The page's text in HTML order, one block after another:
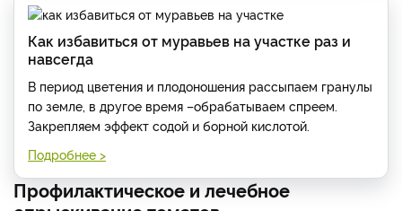
Как избавиться от муравьев на участке раз и
навсегда
В период цветения и плодоношения рассыпаем гранулы
по земле, в другое время –обрабатываем спреем.
Закрепляем эффект содой и борной кислотой.
Подробнее >
Профилактическое и лечебное